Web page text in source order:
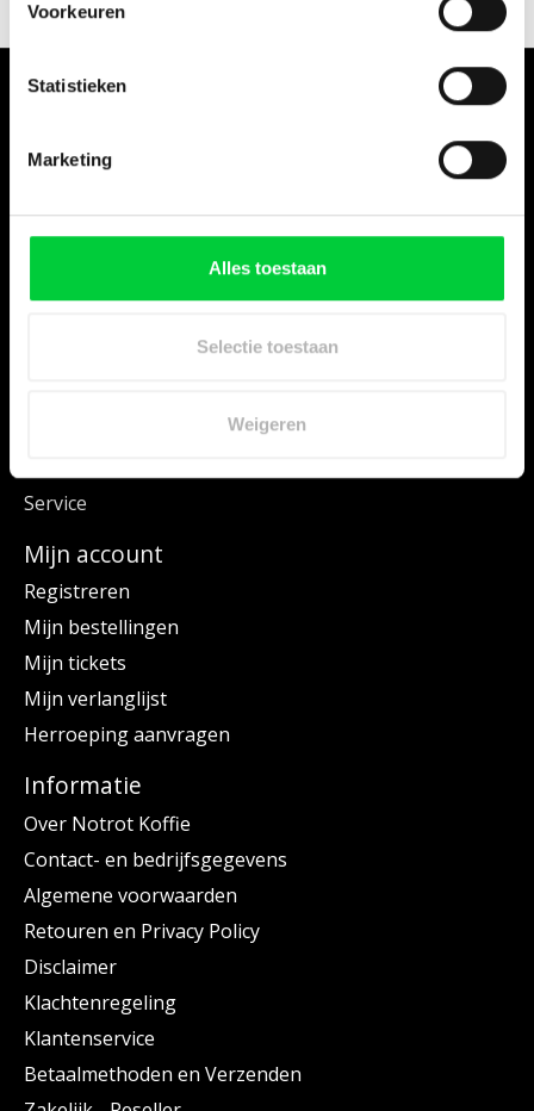
Voorkeuren
Statistieken
Marketing
Alles toestaan
Selectie toestaan
Weigeren
Hier vindt u vele JURA onderdelen voor uw JURA machine. Kies uw
Service
Mijn account
Registreren
Mijn bestellingen
Mijn tickets
Mijn verlanglijst
Herroeping aanvragen
Informatie
Over Notrot Koffie
Contact- en bedrijfsgegevens
Algemene voorwaarden
Retouren en Privacy Policy
Disclaimer
Klachtenregeling
Klantenservice
Betaalmethoden en Verzenden